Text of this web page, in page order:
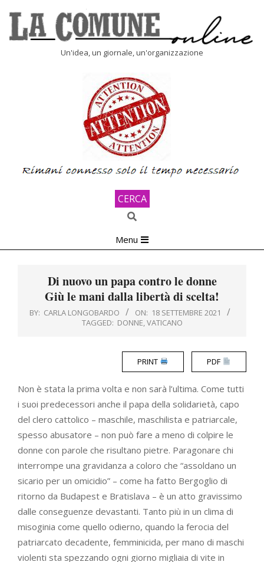
content
Un'idea, un giornale, un'organizzazione
CERCA
Search
Navigation
Menu
Di nuovo un papa contro le donne
Giù le mani dalla libertà di scelta!
BY: CARLA LONGOBARDO ON: 18 SETTEMBRE 2021
TAGGED: DONNE,VATICANO
PRINT PDF
Non è stata la prima volta e non sarà l’ultima. Come tutti
i suoi predecessori anche il papa della solidarietà, capo
del clero cattolico – maschile, maschilista e patriarcale,
spesso abusatore – non può fare a meno di colpire le
donne con parole che risultano pietre. Paragonare chi
interrompe una gravidanza a coloro che “assoldano un
sicario per un omicidio” – come ha fatto Bergoglio di
ritorno da Budapest e Bratislava – è un atto gravissimo
dalle conseguenze devastanti. Tanto più in un clima di
misoginia come quello odierno, quando la ferocia del
patriarcato decadente, femminicida, per mano di maschi
violenti sta spezzando ogni giorno migliaia di vite in